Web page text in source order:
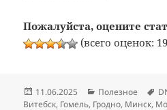
Пожалуйста, оцените
(всего оценок:
Опубликовано
11.06.2025 Рубрики
Полезное
Витебск, Гомель, Гродно, Минск,